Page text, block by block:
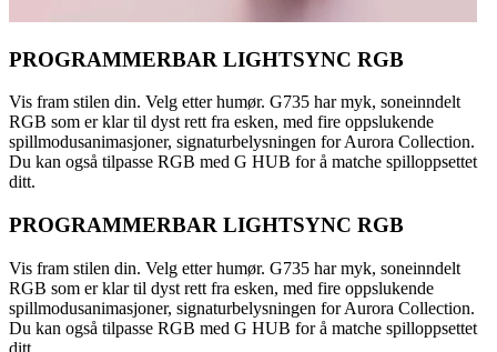
PROGRAMMERBAR LIGHTSYNC RGB
Vis fram stilen din. Velg etter humør. G735 har myk, soneinndelt
RGB som er klar til dyst rett fra esken, med fire oppslukende
spillmodusanimasjoner, signaturbelysningen for Aurora Collection.
Du kan også tilpasse RGB med G HUB for å matche spilloppsettet
ditt.
PROGRAMMERBAR LIGHTSYNC RGB
Vis fram stilen din. Velg etter humør. G735 har myk, soneinndelt
RGB som er klar til dyst rett fra esken, med fire oppslukende
spillmodusanimasjoner, signaturbelysningen for Aurora Collection.
Du kan også tilpasse RGB med G HUB for å matche spilloppsettet
ditt.